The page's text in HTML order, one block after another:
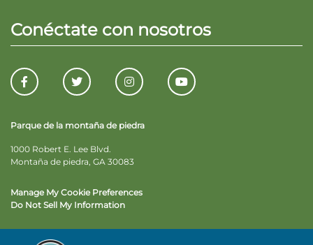
Conéctate con nosotros
Parque de la montaña de piedra
1000 Robert E. Lee Blvd.
Montaña de piedra, GA 30083
Manage My Cookie Preferences
Do Not Sell My Information